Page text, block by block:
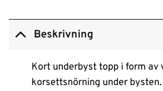
Beskrivning
Kort underbyst topp i form av
korsettsnörning under bysten.